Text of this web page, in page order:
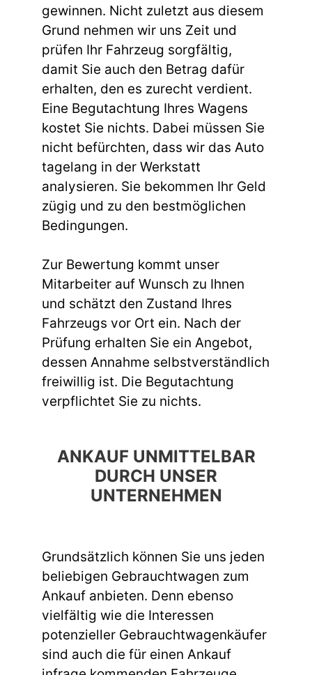
gewinnen. Nicht zuletzt aus diesem
Grund nehmen wir uns Zeit und
prüfen Ihr Fahrzeug sorgfältig,
damit Sie auch den Betrag dafür
erhalten, den es zurecht verdient.
Eine Begutachtung Ihres Wagens
kostet Sie nichts. Dabei müssen Sie
nicht befürchten, dass wir das Auto
tagelang in der Werkstatt
analysieren. Sie bekommen Ihr Geld
zügig und zu den bestmöglichen
Bedingungen.
Zur Bewertung kommt unser
Mitarbeiter auf Wunsch zu Ihnen
und schätzt den Zustand Ihres
Fahrzeugs vor Ort ein. Nach der
Prüfung erhalten Sie ein Angebot,
dessen Annahme selbstverständlich
freiwillig ist. Die Begutachtung
verpflichtet Sie zu nichts.
ANKAUF UNMITTELBAR
DURCH UNSER
UNTERNEHMEN
Grundsätzlich können Sie uns jeden
beliebigen Gebrauchtwagen zum
Ankauf anbieten. Denn ebenso
vielfältig wie die Interessen
potenzieller Gebrauchtwagenkäufer
sind auch die für einen Ankauf